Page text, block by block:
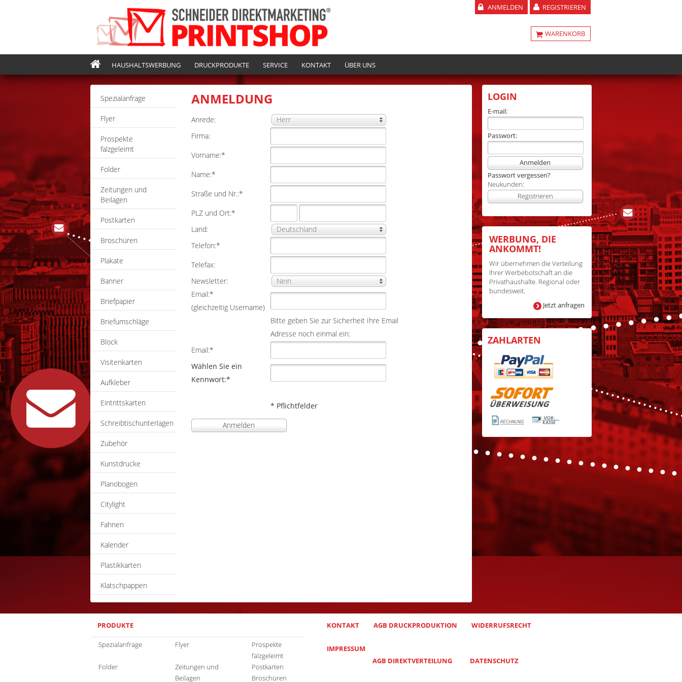
REGISTRIEREN
ANMELDEN
WARENKORB
HAUSHALTSWERBUNG DRUCKPRODUKTE SERVICE KONTAKT ÜBER UNS
Spezialanfrage
Flyer
Prospekte
falzgeleimt
Folder
Zeitungen und
Beilagen
Postkarten
Broschüren
Plakate
Banner
Briefpapier
Briefumschläge
Block
Visitenkarten
Aufkleber
Eintrittskarten
Schreibtischunterlagen
Zubehör
Kunstdrucke
Planobogen
Citylight
Fahnen
Kalender
Plastikkarten
Klatschpappen
ANMELDUNG
Anrede:
Herr
Firma:
Vorname:*
Name:*
Straße und Nr.:*
PLZ und Ort:*
Land:
Deutschland
Telefon:*
Telefax:
Newsletter:
Nein
Email:*
(gleichzeitig Username)
Bitte geben Sie zur Sicherheit Ihre Email
Adresse noch einmal ein:
Email:*
Wählen Sie ein
Kennwort:*
* Pflichtfelder
Anmelden
LOGIN
E-mail:
Passwort:
Anmelden
Passwort vergessen?
Neukunden:
Registrieren
WERBUNG, DIE
ANKOMMT!
Wir übernehmen die Verteilung
Ihrer Werbebotschaft an die
Privathaushalte. Regional oder
bundesweit.
Jetzt anfragen
ZAHLARTEN
PRODUKTE
Spezialanfrage Flyer
Prospekte
falzgeleimt
Folder
Zeitungen und
Beilagen
Postkarten
Broschüren
KONTAKT AGB DRUCKPRODUKTION WIDERRUFSRECHT
IMPRESSUM
AGB DIREKTVERTEILUNG
DATENSCHUTZ